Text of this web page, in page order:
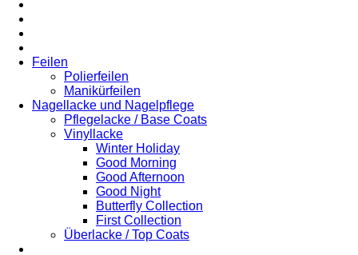
Feilen
Polierfeilen
Manikürfeilen
Nagellacke und Nagelpflege
Pflegelacke / Base Coats
Vinyllacke
Winter Holiday
Good Morning
Good Afternoon
Good Night
Butterfly Collection
First Collection
Überlacke / Top Coats